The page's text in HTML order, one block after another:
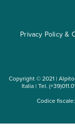
Mappa del sito
Privacy Policy &
Copyright © 2021 |
Italia | Tel.
Codice